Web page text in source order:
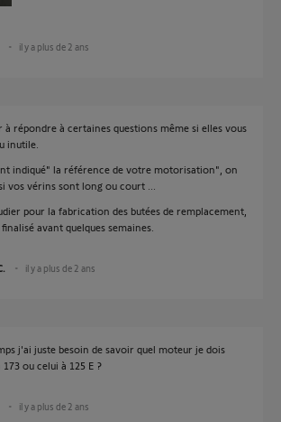
il y a plus de 2 ans
à répondre à certaines questions même si elles vous
inutile.
indiqué" la référence de votre motorisation", on
vos vérins sont long ou court ...
pour la fabrication des butées de remplacement,
avant quelques semaines.
il y a plus de 2 ans
j'ai juste besoin de savoir quel moteur je dois
ou celui à 125 E ?
il y a plus de 2 ans